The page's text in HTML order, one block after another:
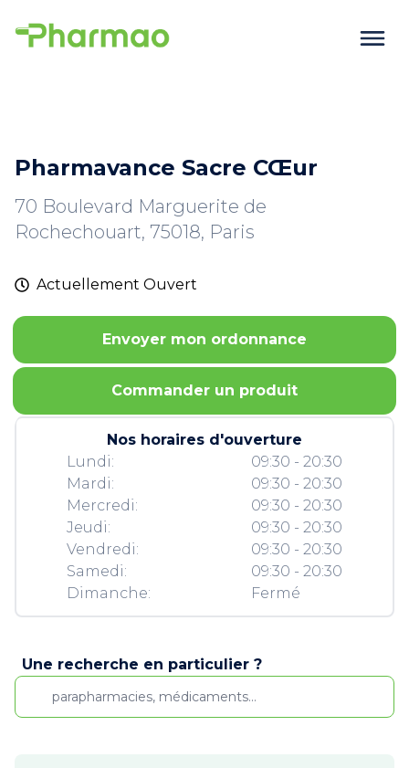
Pharmavance Sacre CŒur
70 Boulevard Marguerite de
Rochechouart, 75018, Paris
Actuellement Ouvert
Envoyer mon ordonnance
Commander un produit
Nos horaires d'ouverture
Lundi:
Mardi:
Mercredi:
Jeudi:
Vendredi:
Samedi:
Dimanche:
09:30 - 20:30
09:30 - 20:30
09:30 - 20:30
09:30 - 20:30
09:30 - 20:30
09:30 - 20:30
Fermé
Une recherche en particulier ?